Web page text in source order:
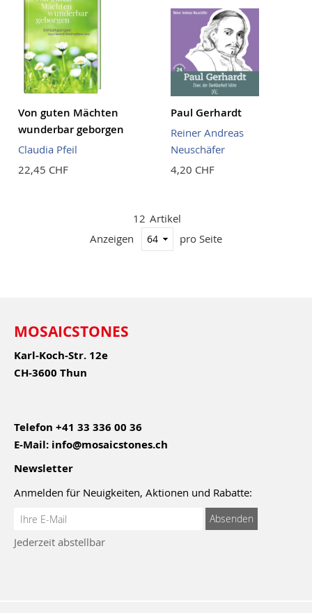
Von guten Mächten
wunderbar geborgen
Claudia Pfeil
22,45 CHF
Paul Gerhardt
Reiner Andreas
Neuschäfer
4,20 CHF
12 Artikel
Anzeigen
pro Seite
MOSAICSTONES
Karl-Koch-Str. 12e
CH-3600 Thun
Telefon +41 33 336 00 36
E-Mail: info@mosaicstones.ch
Newsletter
Anmelden für Neuigkeiten, Aktionen und Rabatte:
Anmeldung
Newsletter:
Absenden
Jederzeit abstellbar